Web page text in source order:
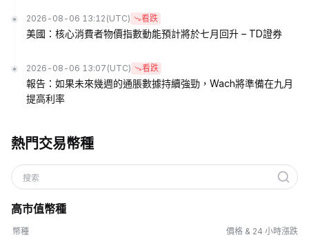
2026-08-06 13:12 (UTC) 看跌
美國：核心消費者物價指數動能預計將於七月回升 – TD證券
2026-08-06 13:07 (UTC) 看跌
報告：如果未來幾週的通脹數據持續強勁，Wach將準備在九月
提高利率
熱門交易幣種
搜索
高市值幣種
幣種 價格 & 24 小時漲跌